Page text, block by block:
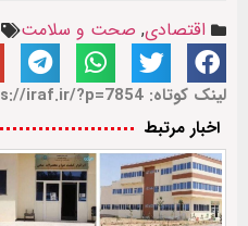
اقتصادی, صحت و سلامت
لینک کوتاه: https://iraf.ir/?p=7854
اخبار مرتبط